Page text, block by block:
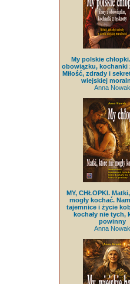
My polskie
obowiązku, kochanki
Miłość, zdrady i
wiejskiej
Anna Nowak
MY, CHŁOPKI.
mogły kochać.
tajemnice i życie
kochały nie tych,
powinny
Anna Nowak